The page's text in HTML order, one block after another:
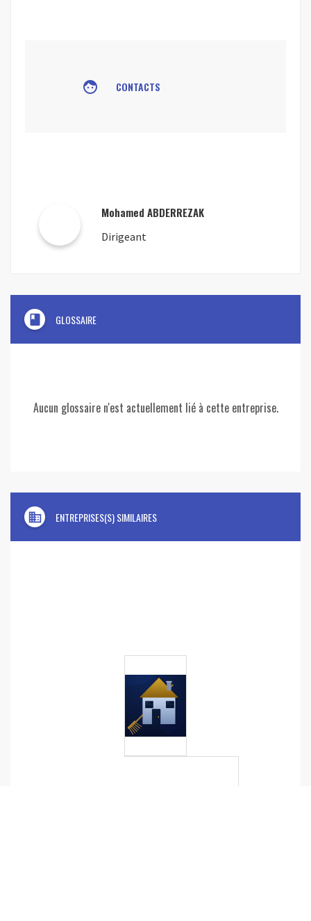
face CONTACTS
Mohamed ABDERREZAK
Dirigeant
book GLOSSAIRE
Aucun glossaire n'est actuellement lié à cette entreprise.
domain ENTREPRISES(S) SIMILAIRES